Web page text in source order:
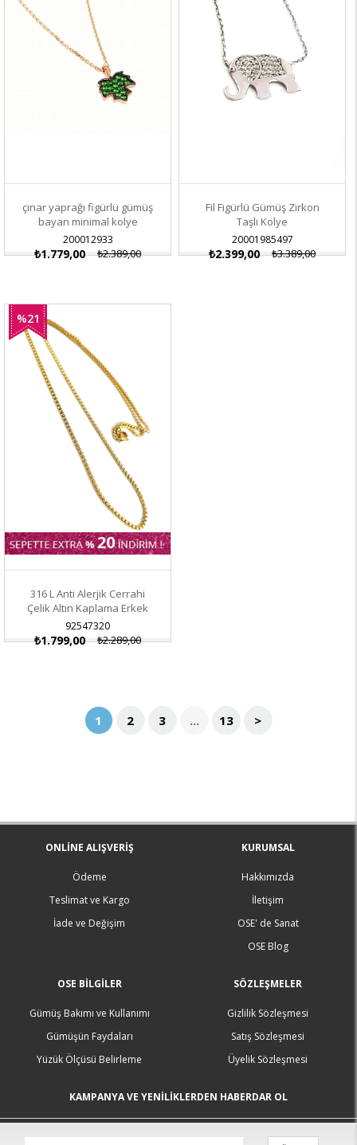
çınar yaprağı figürlü gümüş
bayan minimal kolye
200012933
₺1.779,00 ₺2.389,00
Fil Figürlü Gümüş Zirkon
Taşlı Kolye
20001985497
₺2.399,00 ₺3.389,00
316 L Anti Alerjik Cerrahi
Çelik Altın Kaplama Erkek
Zincir Kolye
92547320
₺1.799,00 ₺2.289,00
%21
İndirim
1 2 3 ... 13 >
ONLINE ALIŞVERIŞ
Ödeme
Teslimat ve Kargo
İade ve Değişim
KURUMSAL
Hakkımızda
İletişim
OSE' de Sanat
OSE Blog
OSE BILGILER
Gümüş Bakımı ve Kullanımı
Gümüşün Faydaları
Yüzük Ölçüsü Belirleme
SÖZLEŞMELER
Gizlilik Sözleşmesi
Satış Sözleşmesi
Üyelik Sözleşmesi
KAMPANYA VE YENİLİKLERDEN HABERDAR OL